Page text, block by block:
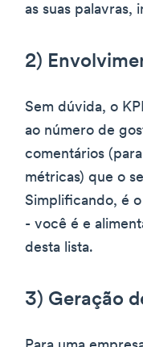
as suas palavras,
2)
Sem dúvida, o
ao número de
comentários
métricas) que o
Simplificando, é
- você é e
desta lista.
3) Geração